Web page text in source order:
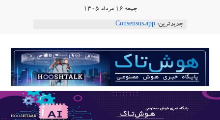
جمعه ۱۶ مرداد ۱۴۰۵
جدیدترین: Consensus.app
طبیعی فارسی
ربات «Aru» محصول شرکت فرانسوی Nio
Robotics
ربات T‑800
هوشتاک
پایگاه